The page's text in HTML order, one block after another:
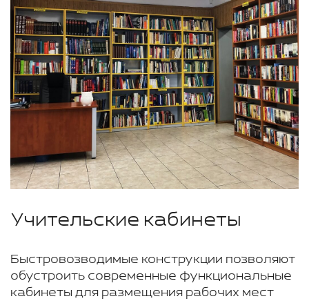
Учительские кабинеты
Быстровозводимые конструкции позволяют
обустроить современные функциональные
кабинеты для размещения рабочих мест